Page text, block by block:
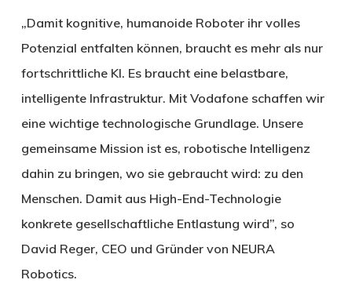
„Damit kognitive, humanoide Roboter ihr volles
Potenzial entfalten können, braucht es mehr als nur
fortschrittliche KI. Es braucht eine belastbare,
intelligente Infrastruktur. Mit Vodafone schaffen wir
eine wichtige technologische Grundlage. Unsere
gemeinsame Mission ist es, robotische Intelligenz
dahin zu bringen, wo sie gebraucht wird: zu den
Menschen. Damit aus High-End-Technologie
konkrete gesellschaftliche Entlastung wird”, so
David Reger, CEO und Gründer von NEURA
Robotics.